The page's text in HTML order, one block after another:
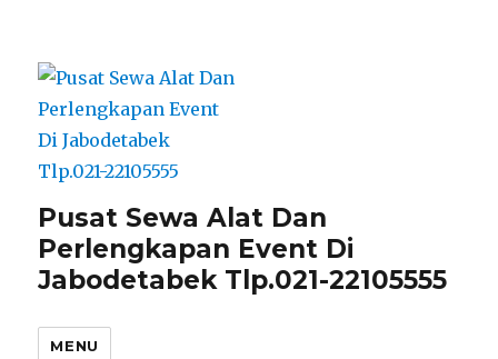
Pusat Sewa Alat Dan
Perlengkapan Event Di
Jabodetabek Tlp.021-22105555
MENU